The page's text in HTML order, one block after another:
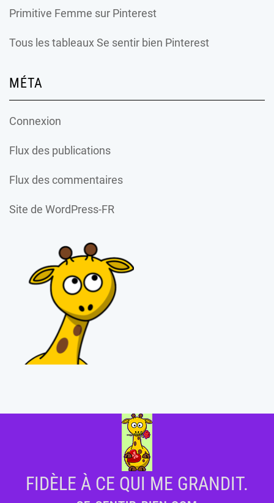
Primitive Femme sur Pinterest
Tous les tableaux Se sentir bien Pinterest
MÉTA
Connexion
Flux des publications
Flux des commentaires
Site de WordPress-FR
FIDÈLE À CE QUI ME GRANDIT.